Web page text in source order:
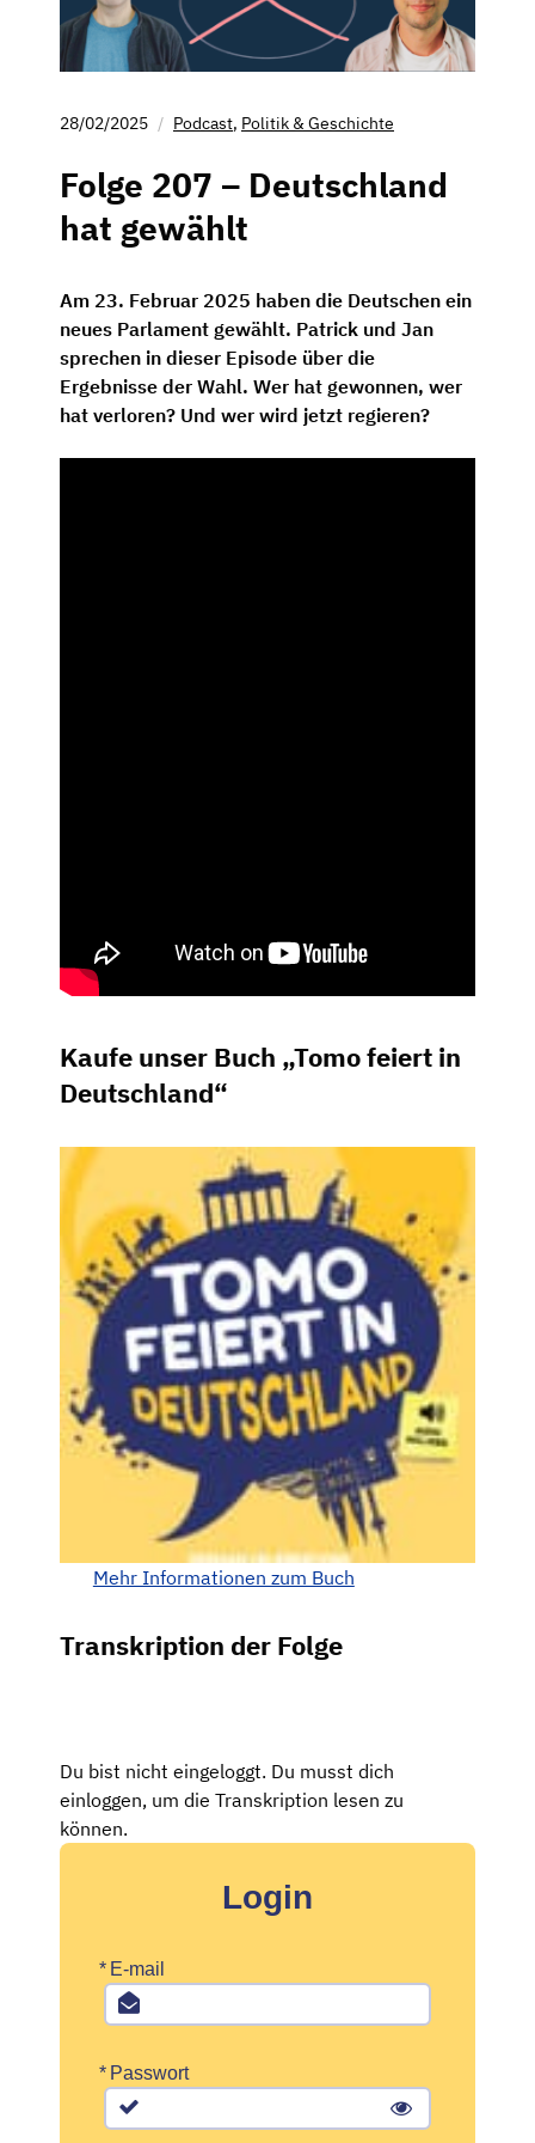
28/02/2025 Podcast, Politik & Geschichte
Folge 207 – Deutschland
hat gewählt
Am 23. Februar 2025 haben die Deutschen ein
neues Parlament gewählt. Patrick und Jan
sprechen in dieser Episode über die
Ergebnisse der Wahl. Wer hat gewonnen, wer
hat verloren? Und wer wird jetzt regieren?
Kaufe unser Buch „Tomo feiert in
Deutschland“
Mehr Informationen zum Buch
Transkription der Folge
Du bist nicht eingeloggt. Du musst dich
einloggen, um die Transkription lesen zu
können.
Login
* E-mail
* Passwort